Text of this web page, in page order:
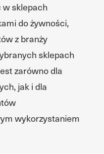
w sklepach
do żywności,
z branży
sklepach
zarówno dla
jak i dla
wykorzystaniem